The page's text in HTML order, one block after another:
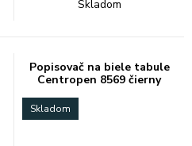
Skladom
Popisovač na biele tabule
Centropen 8569 čierny
Skladom